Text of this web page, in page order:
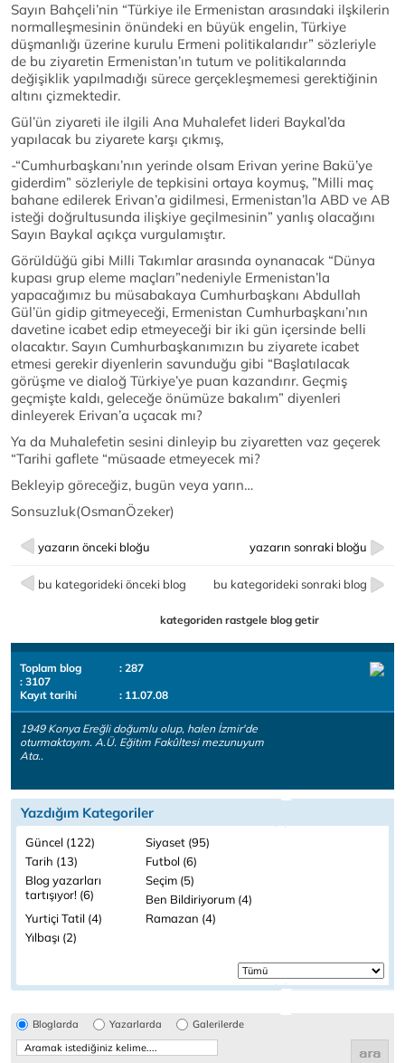
Sayın Bahçeli’nin “Türkiye ile Ermenistan arasındaki ilşkilerin
normalleşmesinin önündeki en büyük engelin, Türkiye
düşmanlığı üzerine kurulu Ermeni politikalarıdır” sözleriyle
de bu ziyaretin Ermenistan’ın tutum ve politikalarında
değişiklik yapılmadığı sürece gerçekleşmemesi gerektiğinin
altını çizmektedir.
Gül’ün ziyareti ile ilgili Ana Muhalefet lideri Baykal’da
yapılacak bu ziyarete karşı çıkmış,
-“Cumhurbaşkanı’nın yerinde olsam Erivan yerine Bakü’ye
giderdim” sözleriyle de tepkisini ortaya koymuş, ”Milli maç
bahane edilerek Erivan’a gidilmesi, Ermenistan’la ABD ve AB
isteği doğrultusunda ilişkiye geçilmesinin” yanlış olacağını
Sayın Baykal açıkça vurgulamıştır.
Görüldüğü gibi Milli Takımlar arasında oynanacak “Dünya
kupası grup eleme maçları”nedeniyle Ermenistan’la
yapacağımız bu müsabakaya Cumhurbaşkanı Abdullah
Gül’ün gidip gitmeyeceği, Ermenistan Cumhurbaşkanı’nın
davetine icabet edip etmeyeceği bir iki gün içersinde belli
olacaktır. Sayın Cumhurbaşkanımızın bu ziyarete icabet
etmesi gerekir diyenlerin savunduğu gibi “Başlatılacak
görüşme ve dialoğ Türkiye’ye puan kazandırır. Geçmiş
geçmişte kaldı, geleceğe önümüze bakalım” diyenleri
dinleyerek Erivan’a uçacak mı?
Ya da Muhalefetin sesini dinleyip bu ziyaretten vaz geçerek
“Tarihi gaflete “müsaade etmeyecek mi?
Bekleyip göreceğiz, bugün veya yarın…
Sonsuzluk(OsmanÖzeker)
yazarın önceki bloğu yazarın sonraki bloğu
bu kategorideki önceki blog bu kategorideki sonraki blog
kategoriden rastgele blog getir
Toplam blog
: 287
: 3107
Kayıt tarihi
: 11.07.08
1949 Konya Ereğli doğumlu olup, halen İzmir'de
oturmaktayım. A.Ü. Eğitim Fakûltesi mezunuyum
Ata..
Yazdığım Kategoriler
Güncel (122)
Siyaset (95)
Tarih (13)
Futbol (6)
Blog yazarları
tartışıyor! (6)
Seçim (5)
Ben Bildiriyorum (4)
Yurtiçi Tatil (4)
Ramazan (4)
Yılbaşı (2)
Bloglarda Yazarlarda Galerilerde